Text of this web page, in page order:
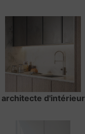
architecte d'intérieur